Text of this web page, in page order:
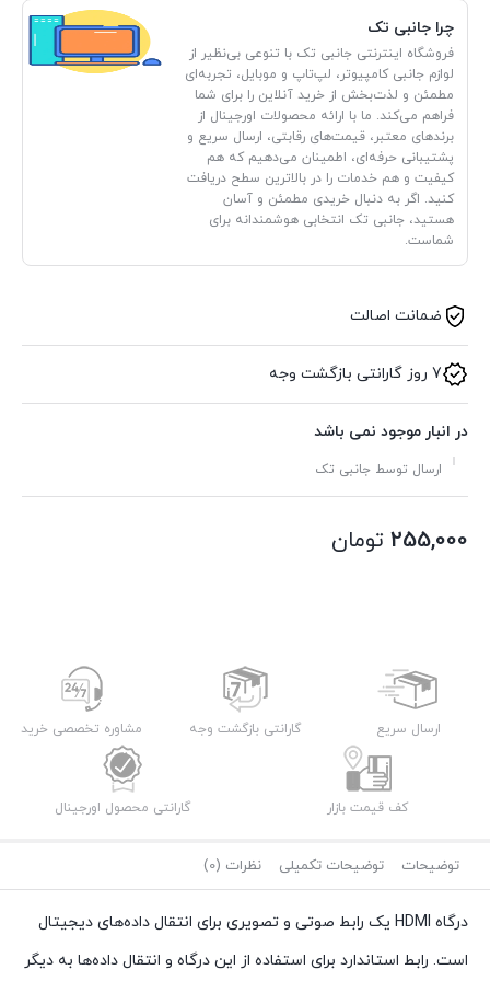
چرا جانبی تک
فروشگاه اینترنتی جانبی تک با تنوعی بی‌نظیر از
لوازم جانبی کامپیوتر، لپ‌تاپ و موبایل، تجربه‌ای
مطمئن و لذت‌بخش از خرید آنلاین را برای شما
فراهم می‌کند. ما با ارائه محصولات اورجینال از
برندهای معتبر، قیمت‌های رقابتی، ارسال سریع و
پشتیبانی حرفه‌ای، اطمینان می‌دهیم که هم
کیفیت و هم خدمات را در بالاترین سطح دریافت
کنید. اگر به دنبال خریدی مطمئن و آسان
هستید، جانبی تک انتخابی هوشمندانه برای
شماست.
ضمانت اصالت
7 روز گارانتی بازگشت وجه
در انبار موجود نمی باشد
ارسال توسط جانبی تک
255,000 تومان
ارسال سریع گارانتی بازگشت وجه مشاوره تخصصی خرید
کف قیمت بازار گارانتی محصول اورجینال
توضیحات توضیحات تکمیلی نظرات (0)
درگاه HDMI یک رابط صوتی و تصویری برای انتقال داده‌های دیجیتال
است. رابط استاندارد برای استفاده از این درگاه و انتقال داده‌ها به دیگر